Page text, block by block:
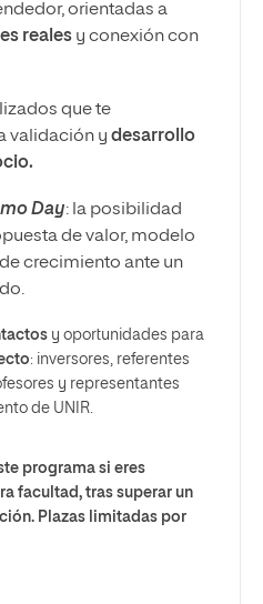
orientadas a
reales y conexión con
que te
validación y desarrollo
Day: la posibilidad
de valor, modelo
crecimiento ante un
y oportunidades para
: inversores, referentes
y representantes
de UNIR.
programa si eres
facultad, tras superar un
Plazas limitadas por